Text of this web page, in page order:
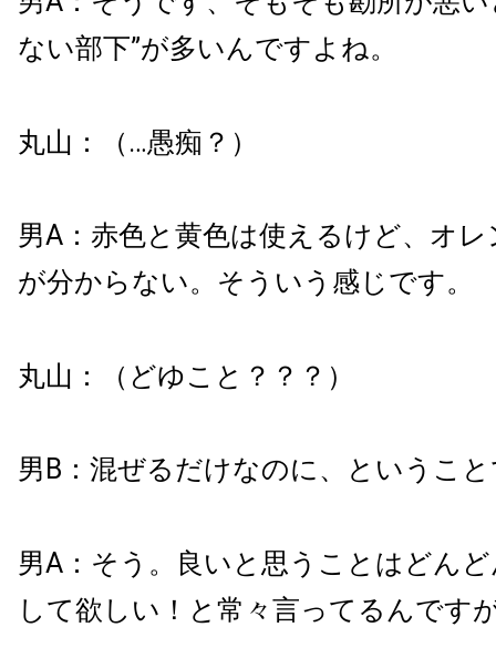
ない部下”が多いんですよね。
丸山：（…愚痴？）
男A：赤色と黄色は使えるけど、オ
が分からない。そういう感じです。
丸山：（どゆこと？？？）
男B：混ぜるだけなのに、というこ
男A：そう。良いと思うことはどん
して欲しい！と常々言ってるんです